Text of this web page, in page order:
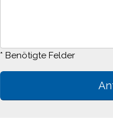
* Benötigte Felder